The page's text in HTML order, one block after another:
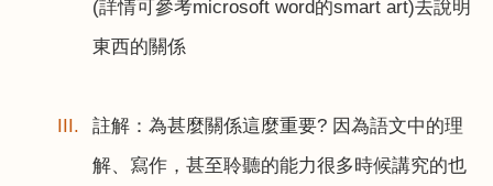
(詳情可參考microsoft word的smart art)去說明
東西的關係
III. 註解：為甚麼關係這麼重要? 因為語文中的理
解、寫作，甚至聆聽的能力很多時候講究的也